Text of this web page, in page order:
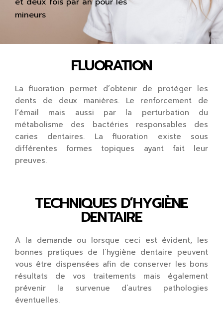
mineurs
FLUORATION
La fluoration permet d’obtenir de protéger les
dents de deux manières. Le renforcement de
l’émail mais aussi par la perturbation du
métabolisme des bactéries responsables des
caries dentaires. La fluoration existe sous
différentes formes topiques ayant fait leur
preuves.
TECHNIQUES D’HYGIÈNE
DENTAIRE
A la demande ou lorsque ceci est évident, les
bonnes pratiques de l’hygiène dentaire peuvent
vous être dispensées afin de conserver les bons
résultats de vos traitements mais également
prévenir la survenue d’autres pathologies
éventuelles.